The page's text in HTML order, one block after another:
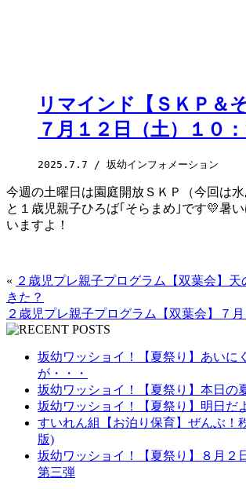
リマインド【ＳＫＰ＆
７月１２日（土）１０
2025.7.7 / 坂幼インフォメーション
今週の土曜日は園庭開放ＳＫＰ（今回は水
と１歳児親子ひろば｢そらまめ｣です💛暑
いますよ！
« ２歳児プレ親子プログラム【双葉会】
きた？
２歳児プレ親子プログラム【双葉会】７月
坂幼ワッショイ！【夏祭り】あいに
が・・・
坂幼ワッショイ！【夏祭り】本日の
坂幼ワッショイ！【夏祭り】明日だ
すいれん組【お泊り保育】ぜんぶ！
版)
坂幼ワッショイ！【夏祭り】８月２
第三弾